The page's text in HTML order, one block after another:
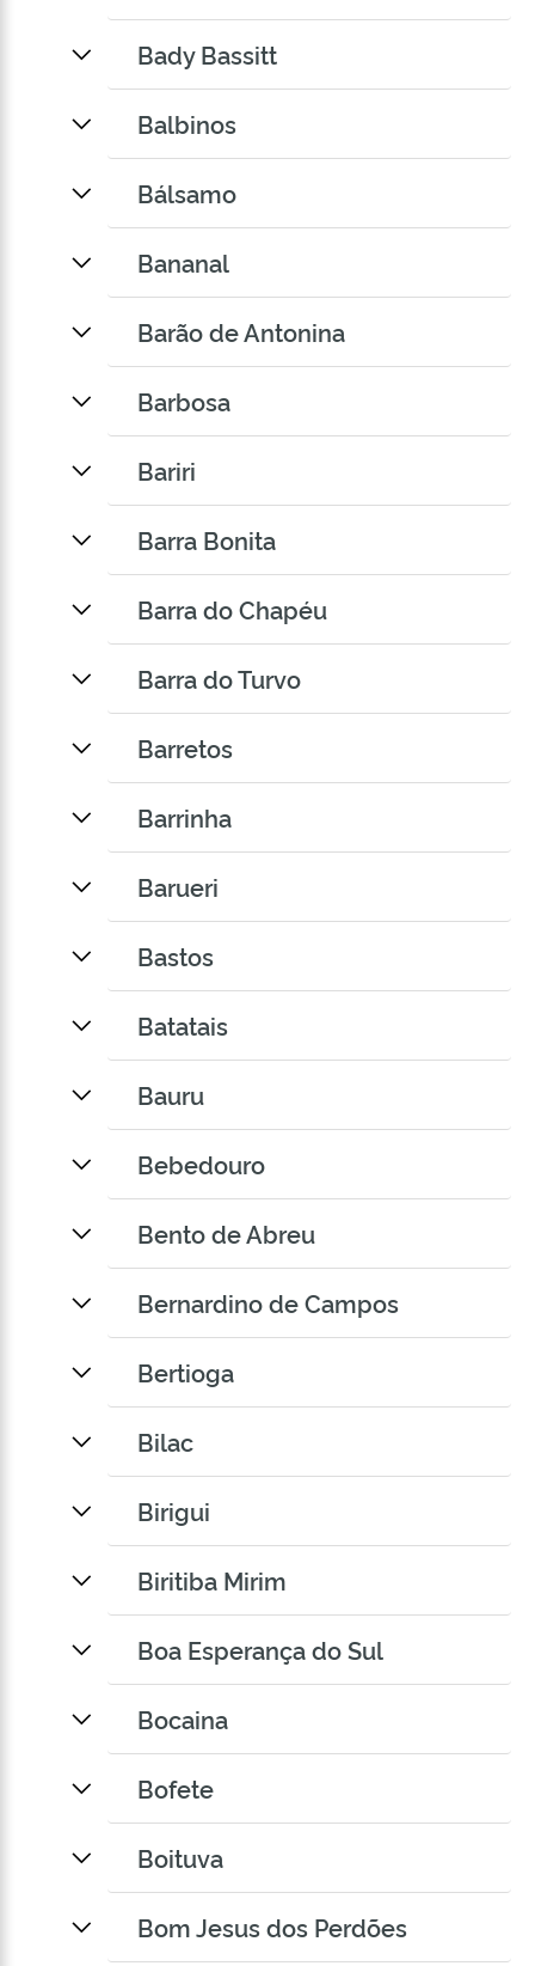
Bady Bassitt
Balbinos
Bálsamo
Bananal
Barão de Antonina
Barbosa
Bariri
Barra Bonita
Barra do Chapéu
Barra do Turvo
Barretos
Barrinha
Barueri
Bastos
Batatais
Bauru
Bebedouro
Bento de Abreu
Bernardino de Campos
Bertioga
Bilac
Birigui
Biritiba Mirim
Boa Esperança do Sul
Bocaina
Bofete
Boituva
Bom Jesus dos Perdões